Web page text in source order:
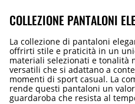
COLLEZIONE PANTALONI
La collezione di pantaloni
offrirti stile e praticità in un
materiali selezionati e tonalità
versatili che si adattano a
momenti di sport casual. La
rende questi pantaloni un
guardaroba che resista al